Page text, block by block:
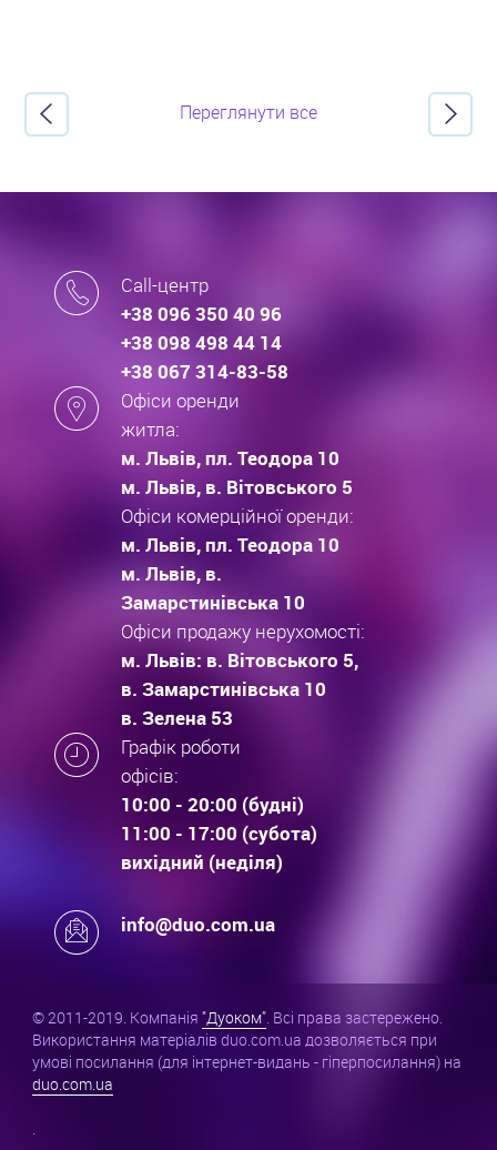
Переглянути все
Call-центр
+38 096 350 40 96
+38 098 498 44 14
+38 067 314-83-58
Офіси оренди
житла:
м. Львів, пл. Теодора 10
м. Львів, в. Вітовського 5
Офіси комерційної оренди:
м. Львів, пл. Теодора 10
м. Львів, в.
Замарстинівська 10
Офіси продажу нерухомості:
м. Львів: в. Вітовського 5,
в. Замарстинівська 10
в. Зелена 53
Графік роботи
офісів:
10:00 - 20:00 (будні)
11:00 - 17:00 (субота)
вихідний (неділя)
info@duo.com.ua
© 2011-2019. Компанія "Дуоком". Всі права застережено.
Використання матеріалів duo.com.ua дозволяється при
умові посилання (для інтернет-видань - гіперпосилання) на
duo.com.ua
.